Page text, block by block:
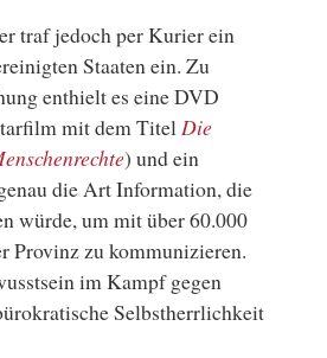
traf jedoch per Kurier ein
Staaten ein. Zu
enthielt es eine DVD
mit dem Titel Die
) und ein
die Art Information, die
würde, um mit über 60.000
Provinz zu kommunizieren.
im Kampf gegen
Selbstherrlichkeit